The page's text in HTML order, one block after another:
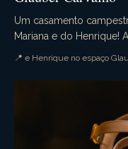
Um casamento
Mariana e do Henrique!
📍 e Henrique no espaço